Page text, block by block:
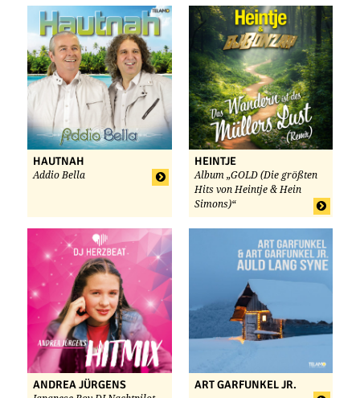
HAUTNAH
Addio Bella
HEINTJE
Album „GOLD (Die größten
Hits von Heintje & Hein
Simons)“
ANDREA JÜRGENS ART GARFUNKEL JR.